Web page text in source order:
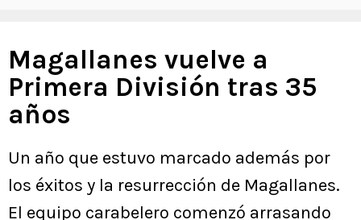
Magallanes vuelve a
Primera División tras 35
años
Un año que estuvo marcado además por
los éxitos y la resurrección de Magallanes.
El equipo carabelero comenzó arrasando